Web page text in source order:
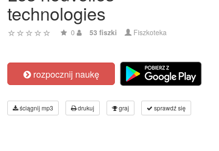
technologies
0 53 fiszki Fiszkoteka
rozpocznij naukę
ściągnij mp3 drukuj graj sprawdź się